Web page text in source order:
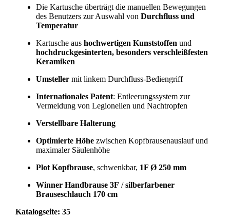
Die Kartusche überträgt die manuellen Bewegungen
des Benutzers zur Auswahl von Durchfluss und
Temperatur
Kartusche aus hochwertigen Kunststoffen und
hochdruckgesinterten, besonders verschleißfesten
Keramiken
Umstellermit linkem Durchfluss-Bediengriff
Internationales Patent: Entleerungssystem zur
Vermeidung von Legionellen und Nachtropfen
Verstellbare Halterung
Optimierte Höhezwischen Kopfbrausenauslauf und
maximaler Säulenhöhe
Plot Kopfbrause, schwenkbar, 1F Ø 250 mm
Winner Handbrause 3F /silberfarbener
Brauseschlauch 170 cm
Katalogseite: 35